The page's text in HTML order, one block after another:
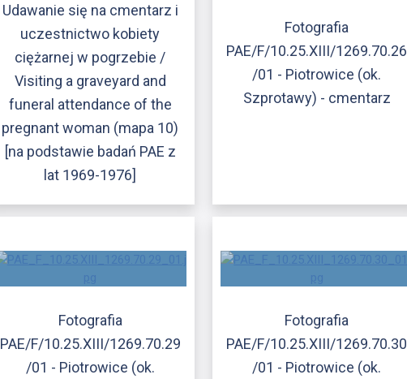
Udawanie się na cmentarz i
uczestnictwo kobiety
ciężarnej w pogrzebie /
Visiting a graveyard and
funeral attendance of the
pregnant woman (mapa 10)
[na podstawie badań PAE z
lat 1969-1976]
Fotografia
PAE/F/10.25.XIII/1269.70.26
/01 - Piotrowice (ok.
Szprotawy) - cmentarz
Fotografia
PAE/F/10.25.XIII/1269.70.29
/01 - Piotrowice (ok.
Fotografia
PAE/F/10.25.XIII/1269.70.30
/01 - Piotrowice (ok.